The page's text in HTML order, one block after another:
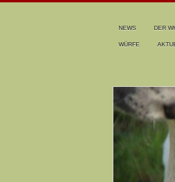
NEWS DER
WÜRFE